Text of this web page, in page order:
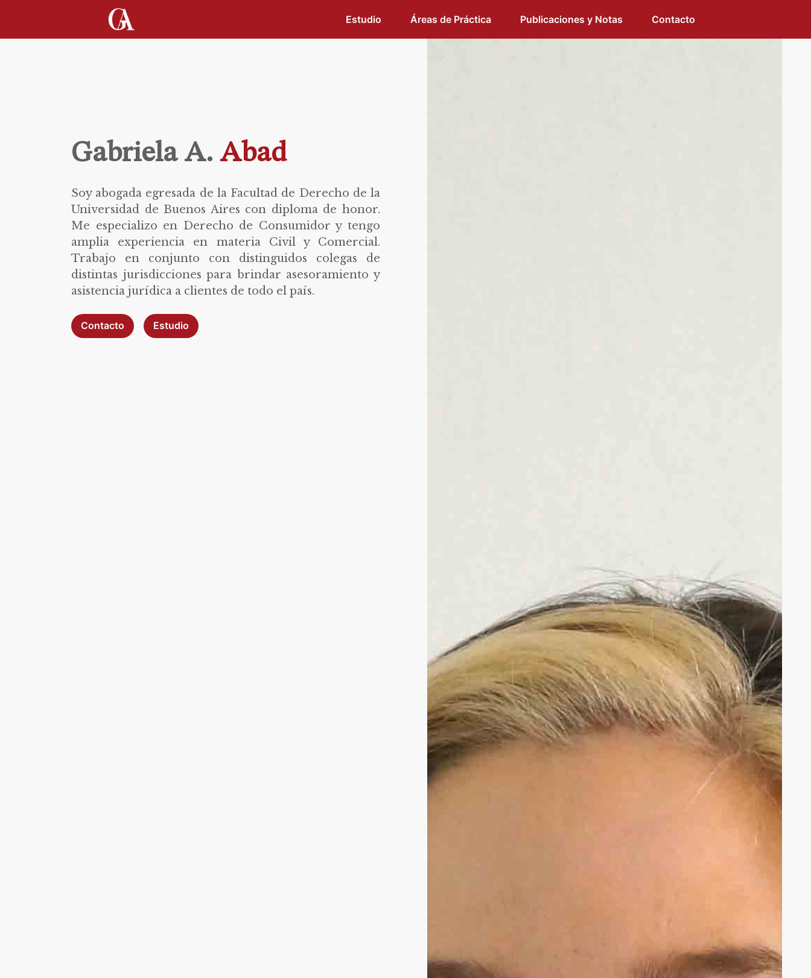
Estudio Áreas de Práctica Publicaciones y Notas Contacto
Gabriela A. Abad
Soy abogada egresada de la Facultad de Derecho de la
Universidad de Buenos Aires con diploma de honor.
Me especializo en Derecho de Consumidor y tengo
amplia experiencia en materia Civil y Comercial.
Trabajo en conjunto con distinguidos colegas de
distintas jurisdicciones para brindar asesoramiento y
asistencia jurídica a clientes de todo el país.
Contacto Estudio